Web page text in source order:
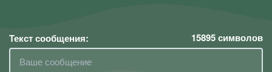
Текст сообщения: 15895символов